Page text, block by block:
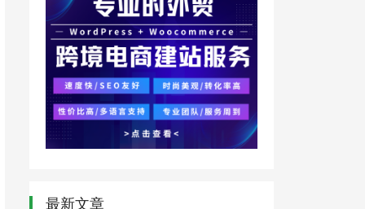
最新文章